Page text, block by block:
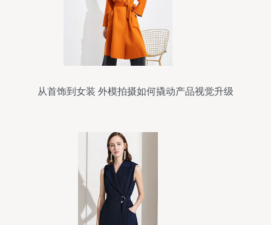
从首饰到女装 外模拍摄如何撬动产品视觉升级